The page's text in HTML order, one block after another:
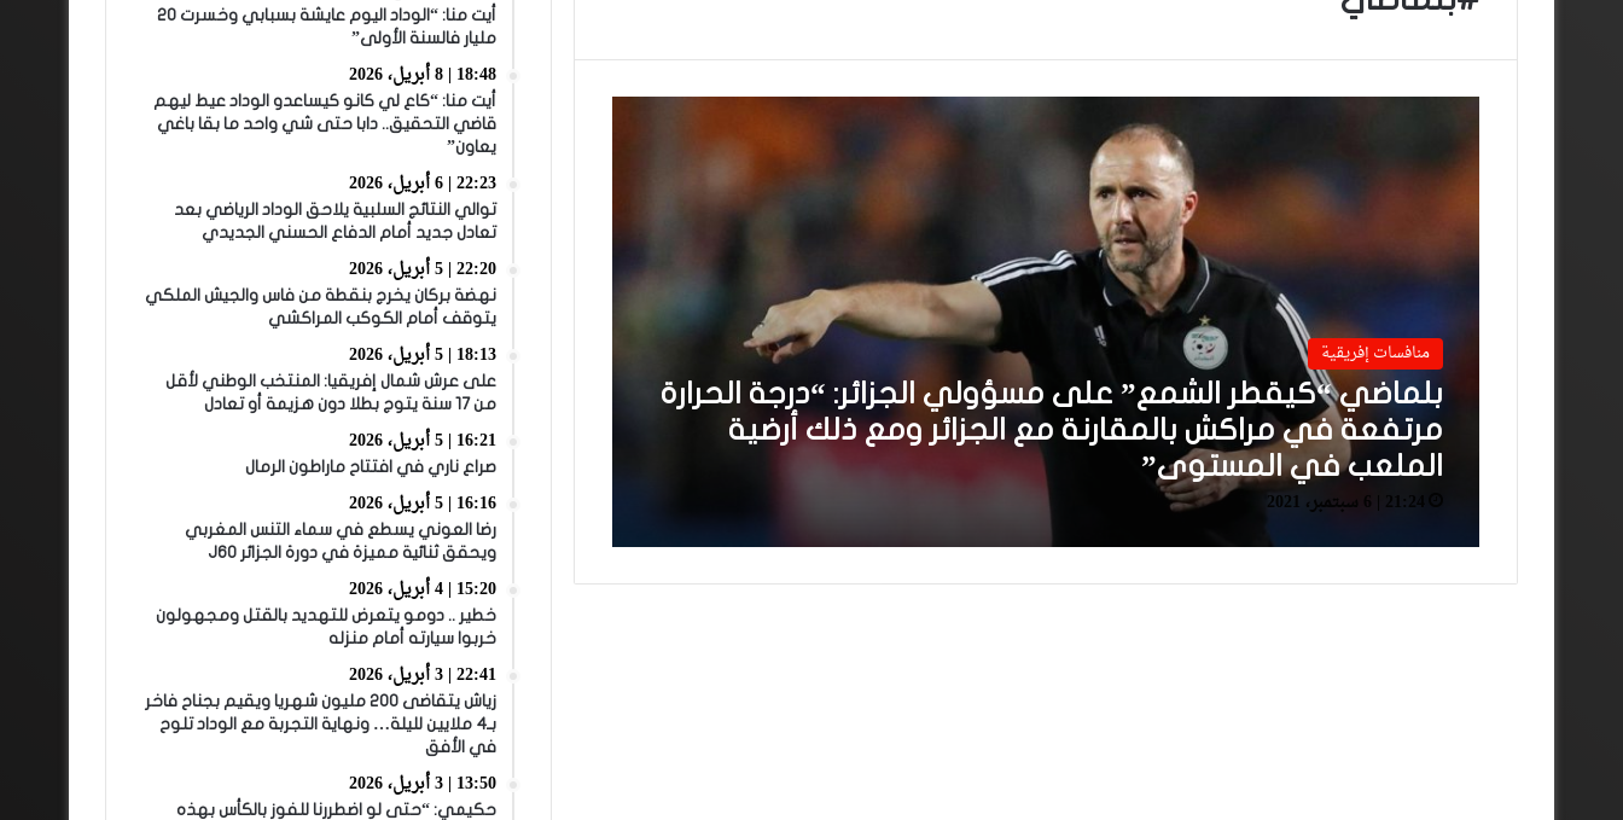
منافسات إفريقية
بلماضي “كيقطر الشمع” على مسؤولي الجزائر: “درجة الحرارة
مرتفعة في مراكش بالمقارنة مع الجزائر ومع ذلك أرضية
الملعب في المستوى”
21:24 | 6 سبتمبر، 2021
أيت منا: “الوداد اليوم عايشة بسبابي وخسرت 20
مليار فالسنة الأولى”
18:48 | 8 أبريل، 2026
أيت منا: “كاع لي كانو كيساعدو الوداد عيط ليهم
قاضي التحقيق.. دابا حتى شي واحد ما بقا باغي
يعاون”
22:23 | 6 أبريل، 2026
توالي النتائج السلبية يلاحق الوداد الرياضي بعد
تعادل جديد أمام الدفاع الحسني الجديدي
22:20 | 5 أبريل، 2026
نهضة بركان يخرج بنقطة من فاس والجيش الملكي
يتوقف أمام الكوكب المراكشي
18:13 | 5 أبريل، 2026
على عرش شمال إفريقيا: المنتخب الوطني لأقل
من 17 سنة يتوج بطلا دون هزيمة أو تعادل
16:21 | 5 أبريل، 2026
صراع ناري في افتتاح ماراطون الرمال
16:16 | 5 أبريل، 2026
رضا العوني يسطع في سماء التنس المغربي
ويحقق ثنائية مميزة في دورة الجزائر J60
15:20 | 4 أبريل، 2026
خطير .. دومو يتعرض للتهديد بالقتل ومجهولون
خربوا سيارته أمام منزله
22:41 | 3 أبريل، 2026
زياش يتقاضى 200 مليون شهريا ويقيم بجناح فاخر
بـ4 ملايين لليلة… ونهاية التجربة مع الوداد تلوح
في الأفق
13:50 | 3 أبريل، 2026
حكيمي: “حتى لو اضطررنا للفوز بالكأس بهذه